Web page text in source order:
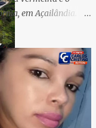
no carro e
com uma faca,
que estava
a agressão, Karine
médico e passa bem,
A jovem também
contra o ex-
em Açailândia. De
apuradas, as
residente em
vindo até o bairro
para visitar
a caminho de casa
O acidente
e um caminhão